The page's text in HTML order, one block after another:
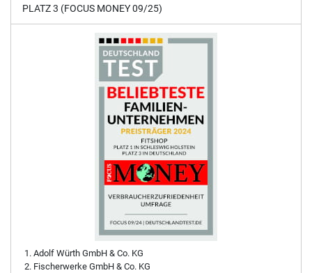
PLATZ 3 (FOCUS MONEY 09/25)
Adolf Würth GmbH & Co. KG
Fischerwerke GmbH & Co. KG